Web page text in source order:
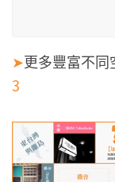
➤更多豐富不同
3